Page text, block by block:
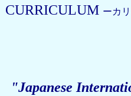
CURRICULUM ーカ
"Japanese